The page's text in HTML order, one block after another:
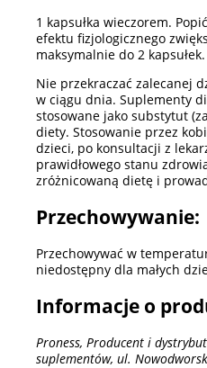
1 kapsułka wieczorem.
efektu fizjologicznego
maksymalnie do 2 kapsułek.
Nie przekraczać zalecanej
w ciągu dnia. Suplementy
stosowane jako substytut
diety. Stosowanie przez
dzieci, po konsultacji z
prawidłowego stanu
zróżnicowaną dietę i
Przechowywanie:
Przechowywać w
niedostępny dla małych
Informacje o
Proness, Producent i
suplementów, ul.